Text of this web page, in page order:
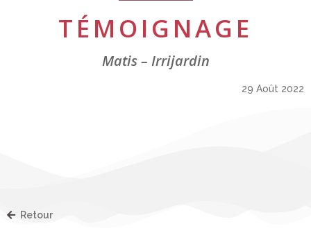
TÉMOIGNAGE
Matis – Irrijardin
29 Août 2022
Retour